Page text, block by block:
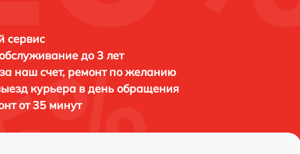
сервис
до 3 лет
наш счет, ремонт по желанию
курьера в день обращения
от 35 минут